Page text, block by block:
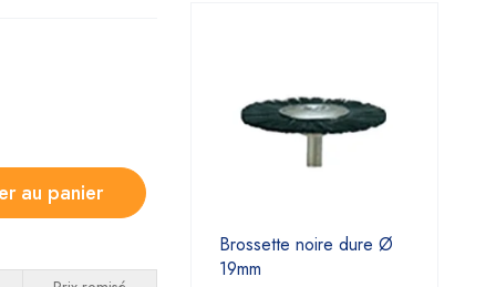
au panier
Brossette noire dure Ø
19mm